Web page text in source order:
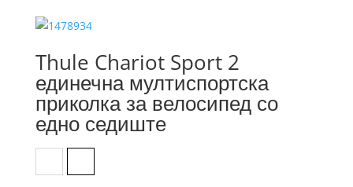
Thule Chariot Sport 2
единечна мултиспортска
приколка за велосипед со
едно седиште